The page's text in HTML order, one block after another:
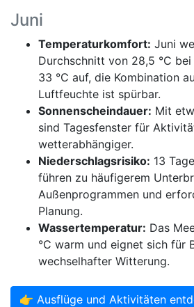
Juni
Temperaturkomfort: Juni
Durchschnitt von 28,5 °C bei
33 °C auf, die Kombination
Luftfeuchte ist spürbar.
Sonnenscheindauer: Mit
sind Tagesfenster für
wetterabhängiger.
Niederschlagsrisiko: 13
führen zu häufigerem
Außenprogrammen und
Planung.
Wassertemperatur: Das
°C warm und eignet sich für
wechselhafter Witterung.
👉 Ausflüge und Aktivitäten